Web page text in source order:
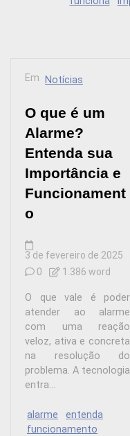
Em Notícias
O que é um
Alarme?
Entenda sua
Importância e
Funcionament
o
3 de fevereiro de 2025
0
1.386 word
O que vale é poder
atender ao alarme
com uma reação
veloz, ativa e concreta
na resolução do
problema. A tecnologia
entra...
alarme
entenda
funcionamento